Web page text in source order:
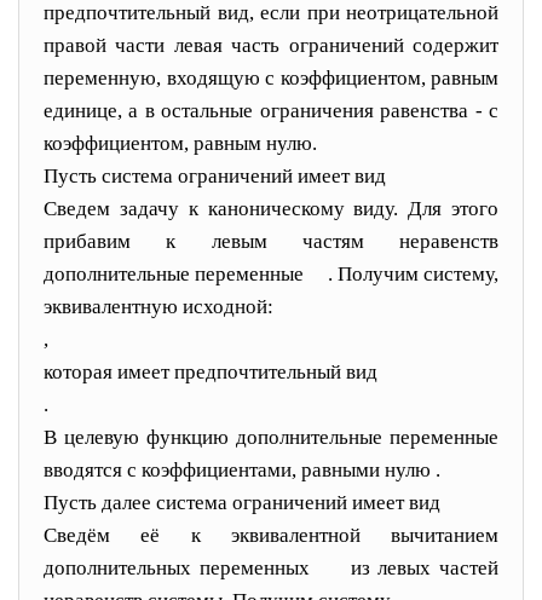
предпочтительный вид, если при неотрицательной
правой части левая часть ограничений содержит
переменную, входящую с коэффициентом, равным
единице, а в остальные ограничения равенства - с
коэффициентом, равным нулю.
Пусть система ограничений имеет вид
Сведем задачу к каноническому виду. Для этого
прибавим к левым частям неравенств
дополнительные переменные
. Получим систему,
эквивалентную исходной:
,
которая имеет предпочтительный вид
.
В целевую функцию дополнительные переменные
вводятся с коэффициентами, равными нулю .
Пусть далее система ограничений имеет вид
Сведём её к эквивалентной вычитанием
дополнительных переменных
из левых частей